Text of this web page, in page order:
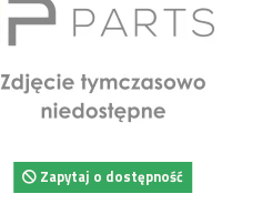
Zapytaj o dostępność